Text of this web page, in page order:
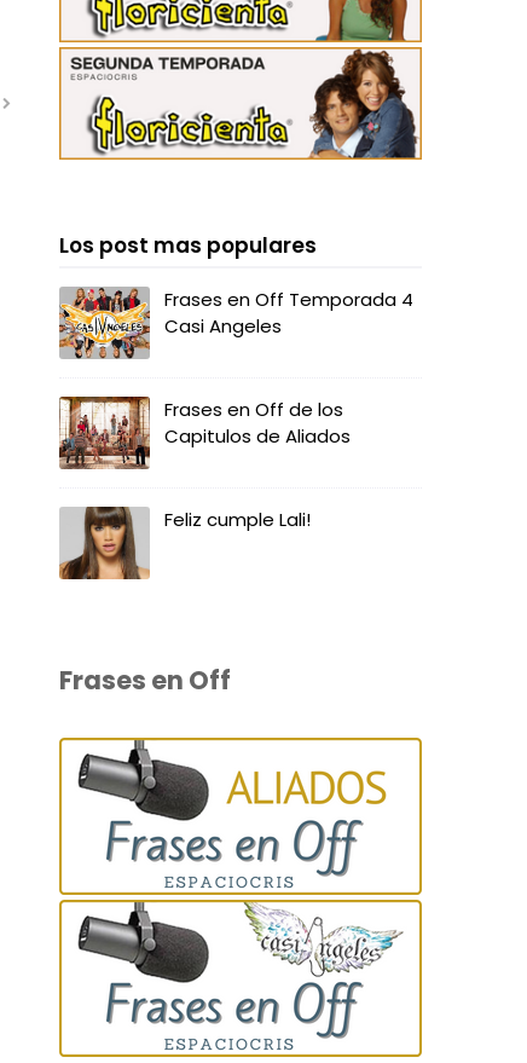
Los post mas populares
Frases en Off Temporada 4
Casi Angeles
Frases en Off de los
Capitulos de Aliados
Feliz cumple Lali!
Frases en Off